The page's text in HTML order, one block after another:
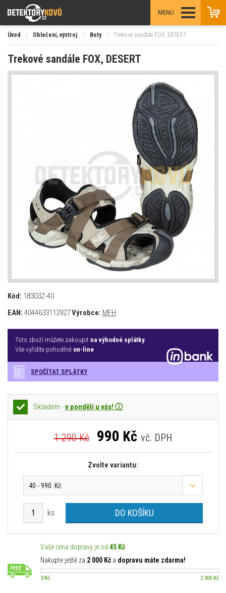
MENU
Úvod / Oblečení, výstroj / Boty / Trekové sandále FOX, DESERT
Trekové sandále FOX, DESERT
Kód: 18303Z-40
EAN: 4044633112927Výrobce: MFH
Toto zboží můžete zakoupit na výhodné splátky.
Vše vyřídíte pohodlně on-line
SPOČÍTAT SPLÁTKY
Skladem -v pondělí u vás! ⓘ
1 290 Kč 990 Kč vč. DPH
Zvolte variantu:
40 - 990 Kč
ks DO KOŠÍKU
Vaše cena dopravy je od 45 Kč
Nakupte ještě za 2 000 Kč a dopravu máte zdarma!
0 Kč 2 000 Kč